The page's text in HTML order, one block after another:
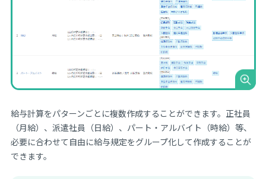
給与計算をパターンごとに複数作成することができます。正社員
（月給）、派遣社員（日給）、パート・アルバイト（時給）等、
必要に合わせて自由に給与規定をグループ化して作成することが
できます。